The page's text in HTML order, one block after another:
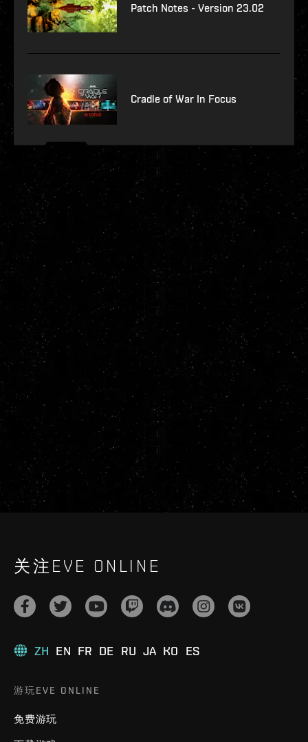
Patch Notes - Version 23.02
Cradle of War In Focus
关注EVE ONLINE
ZH EN FR DE RU JA KO ES
游玩EVE ONLINE
免费游玩